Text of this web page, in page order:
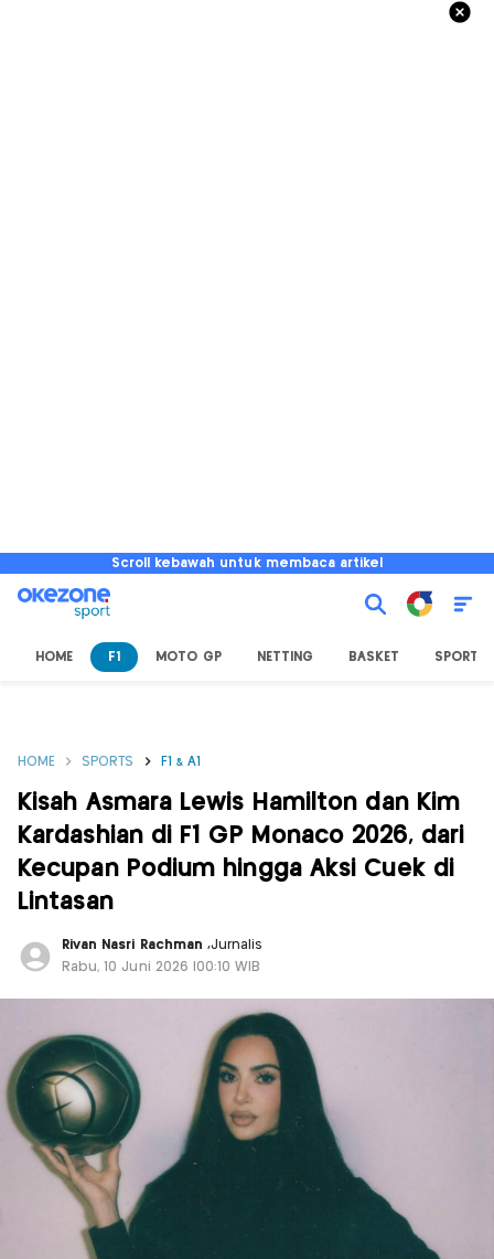
Scroll kebawah untuk membaca artikel
HOME F1 MOTO GP NETTING BASKET SPORT
HOME SPORTS F1 & A1
Kisah Asmara Lewis Hamilton dan Kim
Kardashian di F1 GP Monaco 2026, dari
Kecupan Podium hingga Aksi Cuek di
Lintasan
Rivan Nasri Rachman ,Jurnalis
Rabu, 10 Juni 2026 |00:10 WIB